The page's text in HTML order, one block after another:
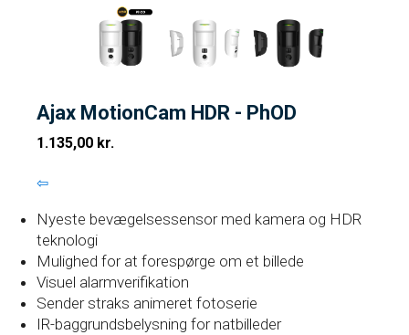
Ajax MotionCam HDR - PhOD
1.135,00 kr.
⇦
Nyeste bevægelsessensor med kamera og HDR
teknologi
Mulighed for at forespørge om et billede
Visuel alarmverifikation
Sender straks animeret fotoserie
IR-baggrundsbelysning for natbilleder